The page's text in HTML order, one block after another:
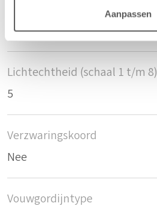
Aanpassen
Krimptolerantie breedte
Lichtechtheid (schaal 1 t/m 8)
5
Verzwaringskoord
Nee
Vouwgordijntype